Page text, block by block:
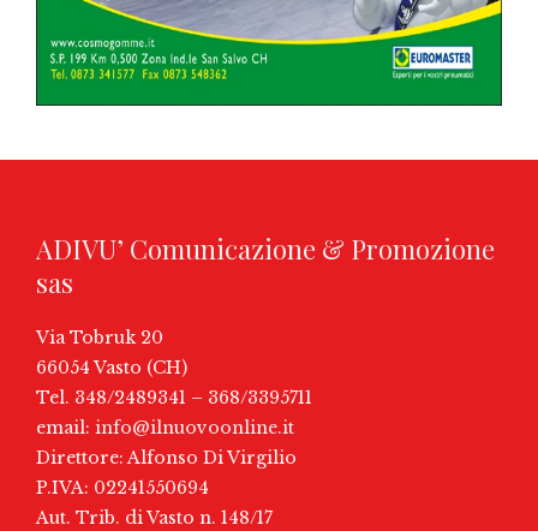
ADIVU’ Comunicazione & Promozione
sas
Via Tobruk 20
66054 Vasto (CH)
Tel. 348/2489341 – 368/3395711
email: info@ilnuovoonline.it
Direttore: Alfonso Di Virgilio
P.IVA: 02241550694
Aut. Trib. di Vasto n. 148/17